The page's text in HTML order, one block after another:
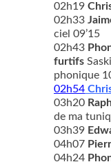
02h19
02h33
ciel 09’15
02h43
furtifs
phonique
02h54
03h20
de ma
03h39
04h07
04h24